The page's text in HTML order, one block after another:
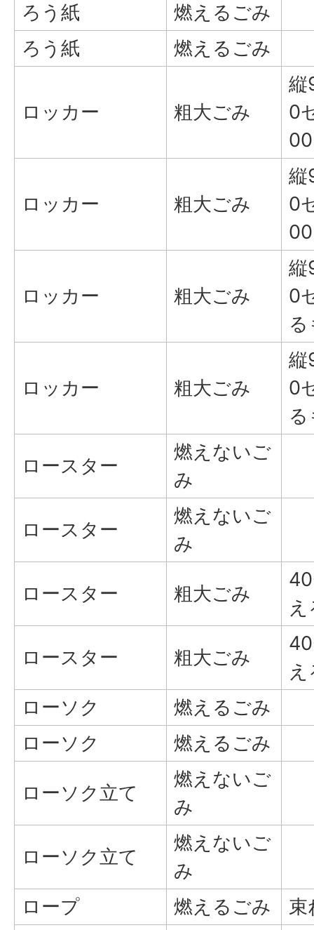
ろう紙
燃えるごみ
ろう紙
燃えるごみ
ロッカー 粗大ごみ
縦
0
ロッカー 粗大ごみ
縦
0
ロッカー 粗大ごみ
縦
0
ロッカー 粗大ごみ
縦
0
ロースター
燃えないご
み
ロースター
燃えないご
み
ロースター 粗大ごみ
ロースター 粗大ごみ
ローソク
燃えるごみ
ローソク
燃えるごみ
ローソク立て
燃えないご
み
ローソク立て
燃えないご
み
ロープ
燃えるごみ
束